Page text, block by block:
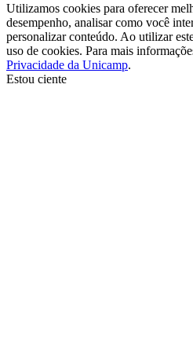
Utilizamos cookies para oferecer
desempenho, analisar como você
personalizar conteúdo. Ao utilizar
uso de cookies. Para mais
Privacidade da Unicamp.
Estou ciente